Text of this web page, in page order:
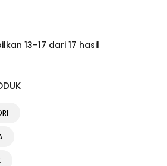
13–17 dari 17 hasil